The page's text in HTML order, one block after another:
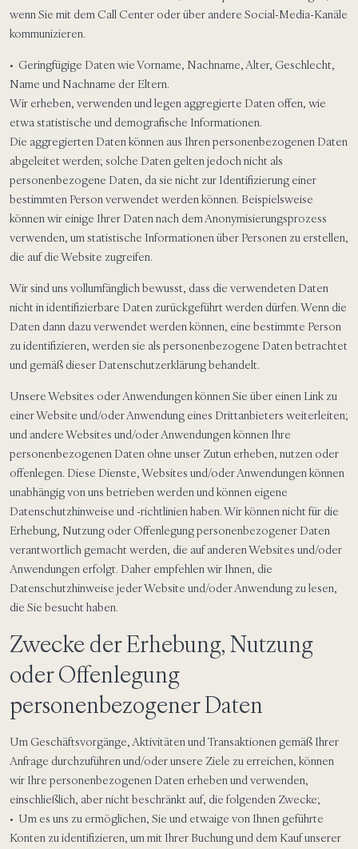
wenn Sie mit dem Call Center oder über andere Social-Media-Kanäle
kommunizieren.
• Geringfügige Daten wie Vorname, Nachname, Alter, Geschlecht,
Name und Nachname der Eltern.
Wir erheben, verwenden und legen aggregierte Daten offen, wie
etwa statistische und demografische Informationen.
Die aggregierten Daten können aus Ihren personenbezogenen Daten
abgeleitet werden; solche Daten gelten jedoch nicht als
personenbezogene Daten, da sie nicht zur Identifizierung einer
bestimmten Person verwendet werden können. Beispielsweise
können wir einige Ihrer Daten nach dem Anonymisierungsprozess
verwenden, um statistische Informationen über Personen zu erstellen,
die auf die Website zugreifen.
Wir sind uns vollumfänglich bewusst, dass die verwendeten Daten
nicht in identifizierbare Daten zurückgeführt werden dürfen. Wenn die
Daten dann dazu verwendet werden können, eine bestimmte Person
zu identifizieren, werden sie als personenbezogene Daten betrachtet
und gemäß dieser Datenschutzerklärung behandelt.
Unsere Websites oder Anwendungen können Sie über einen Link zu
einer Website und/oder Anwendung eines Drittanbieters weiterleiten;
und andere Websites und/oder Anwendungen können Ihre
personenbezogenen Daten ohne unser Zutun erheben, nutzen oder
offenlegen. Diese Dienste, Websites und/oder Anwendungen können
unabhängig von uns betrieben werden und können eigene
Datenschutzhinweise und -richtlinien haben. Wir können nicht für die
Erhebung, Nutzung oder Offenlegung personenbezogener Daten
verantwortlich gemacht werden, die auf anderen Websites und/oder
Anwendungen erfolgt. Daher empfehlen wir Ihnen, die
Datenschutzhinweise jeder Website und/oder Anwendung zu lesen,
die Sie besucht haben.
Zwecke der Erhebung, Nutzung
oder Offenlegung
personenbezogener Daten
Um Geschäftsvorgänge, Aktivitäten und Transaktionen gemäß Ihrer
Anfrage durchzuführen und/oder unsere Ziele zu erreichen, können
wir Ihre personenbezogenen Daten erheben und verwenden,
einschließlich, aber nicht beschränkt auf, die folgenden Zwecke;
• Um es uns zu ermöglichen, Sie und etwaige von Ihnen geführte
Konten zu identifizieren, um mit Ihrer Buchung und dem Kauf unserer